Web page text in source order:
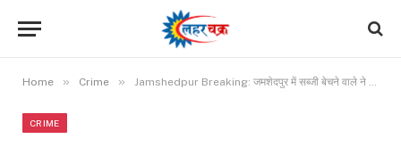
Home » Crime » Jamshedpur Breaking: जमशेदपुर में सब्जी बेचने वाले ने फिल्म अभिनेता सलमान खान से मांगी थी 5 करोड़ रुपये की रंगदारी, मुंबई पुलिस ने मानगो से शेख हुसैन को किया गिरफ्तार
CRIME